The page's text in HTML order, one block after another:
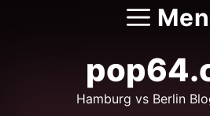
Hamburg vs Berlin